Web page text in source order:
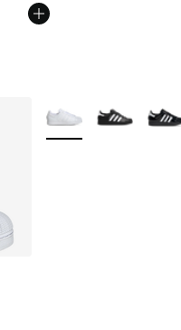
Meer kleuren